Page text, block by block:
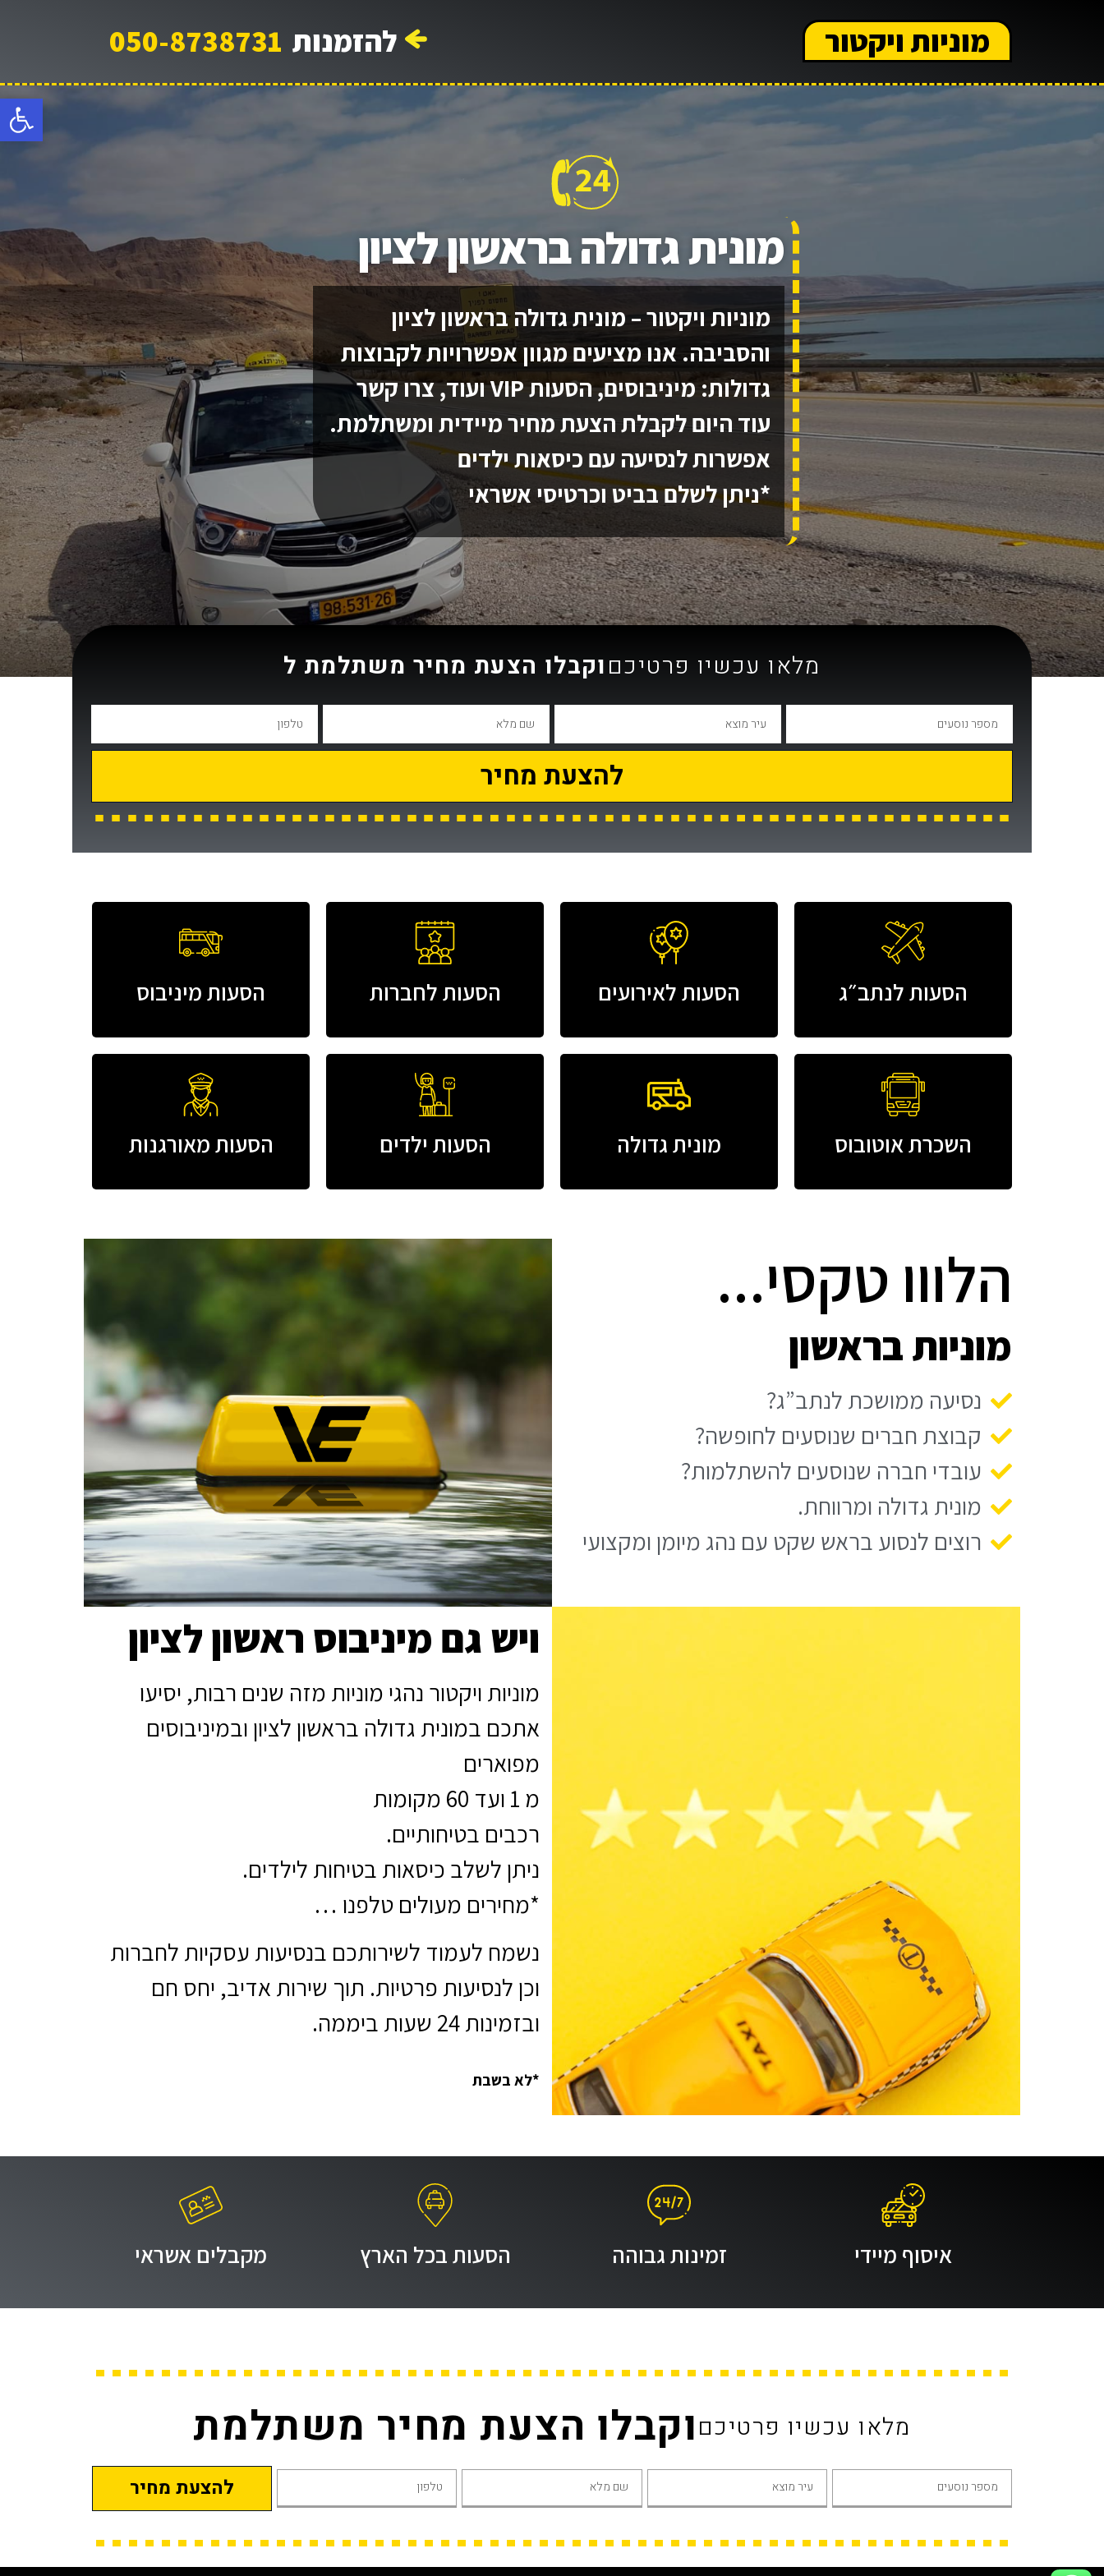
מוניות ויקטור להזמנות 050-8738731
מונית גדולה בראשון לציון
מוניות ויקטור – מונית גדולה בראשון לציון
והסביבה. אנו מציעים מגוון אפשרויות לקבוצות
גדולות: מיניבוסים, הסעות VIP ועוד, צרו קשר
עוד היום לקבלת הצעת מחיר מיידית ומשתלמת.
אפשרות לנסיעה עם כיסאות ילדים
*ניתן לשלם בביט וכרטיסי אשראי
מלאו עכשיו פרטיכםוקבלו הצעת מחיר משתלמת ל
להצעת מחיר
הסעות לנתב״ג הסעות לאירועים הסעות לחברות הסעות מיניבוס
השכרת אוטובוס מונית גדולה הסעות ילדים הסעות מאורגנות
הלווו טקסי...
מוניות בראשון
נסיעה ממושכת לנתב”ג?
קבוצת חברים שנוסעים לחופשה?
עובדי חברה שנוסעים להשתלמות?
מונית גדולה ומרווחת.
רוצים לנסוע בראש שקט עם נהג מיומן ומקצועי
ויש גם מיניבוס ראשון לציון
מוניות ויקטור נהגי מוניות מזה שנים רבות, יסיעו
אתכם במונית גדולה בראשון לציון ובמיניבוסים
מפוארים
מ 1 ועד 60 מקומות
רכבים בטיחותיים.
ניתן לשלב כיסאות בטיחות לילדים.
*מחירים מעולים טלפנו …
נשמח לעמוד לשירותכם בנסיעות עסקיות לחברות
וכן לנסיעות פרטיות. תוך שירות אדיב, יחס חם
ובזמינות 24 שעות ביממה.
*לא בשבת
איסוף מיידי זמינות גבוהה הסעות בכל הארץ מקבלים אשראי
מלאו עכשיו פרטיכםוקבלו הצעת מחיר משתלמת
להצעת מחיר